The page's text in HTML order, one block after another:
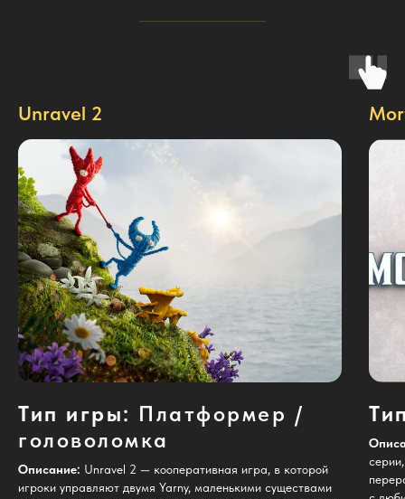
Unravel 2
Тип игры: Платформер /
головоломка
Описание: Unravel 2 — кооперативная игра, в которой
игроки управляют двумя Yarny, маленькими существами